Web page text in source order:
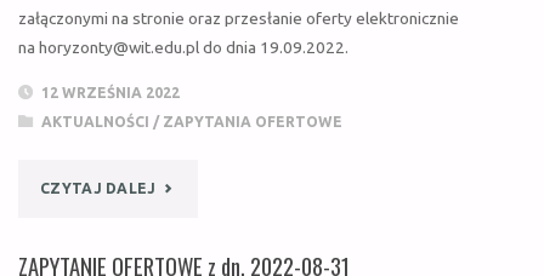
(WSISIZ/HORYZONTY/03/2022)"
załączonymi na stronie oraz przesłanie oferty elektronicznie
na horyzonty@wit.edu.pl do dnia 19.09.2022.
12 WRZEŚNIA 2022
AKTUALNOŚCI
/ ZAPYTANIA OFERTOWE
CZYTAJ DALEJ "ZAPYTANIE
ZAPYTANIE OFERTOWE z dn. 2022-08-31